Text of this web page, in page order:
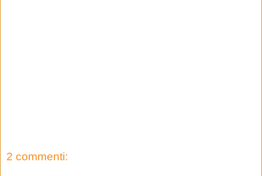
2 commenti: